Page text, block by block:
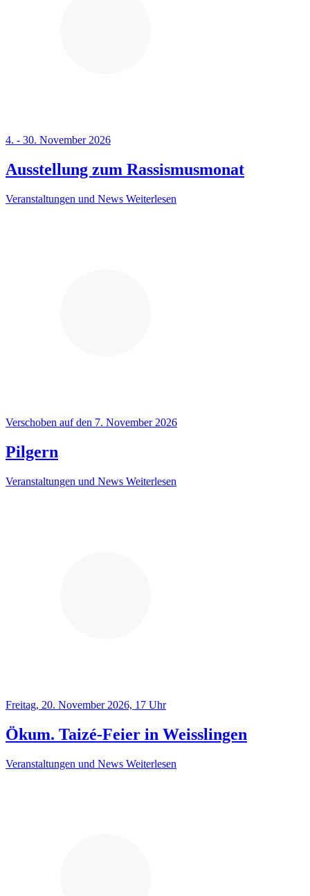
4. - 30. November 2026
Ausstellung zum Rassismusmonat
Veranstaltungen und News Weiterlesen
Verschoben auf den 7. November 2026
Pilgern
Veranstaltungen und News Weiterlesen
Freitag, 20. November 2026, 17 Uhr
Ökum. Taizé-Feier in Weisslingen
Veranstaltungen und News Weiterlesen